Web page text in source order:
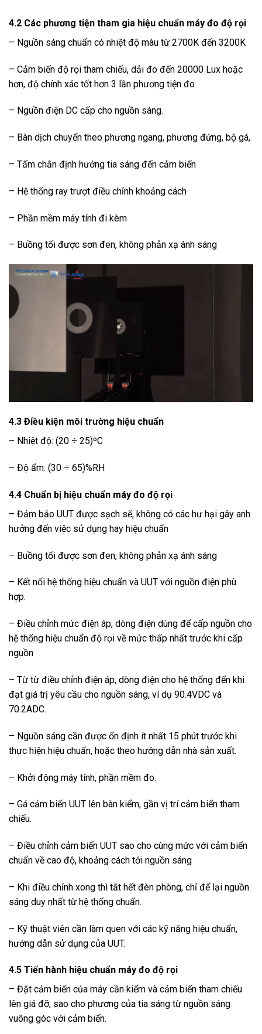
4.2 Các phương tiện tham gia hiệu chuẩn máy đo độ rọi
– Nguồn sáng chuẩn có nhiệt độ màu từ 2700K đến 3200K
– Cảm biến độ rọi tham chiếu, dải đo đến 20000 Lux hoặc
hơn, độ chính xác tốt hơn 3 lần phương tiện đo
– Nguồn điện DC cấp cho nguồn sáng.
– Bàn dịch chuyển theo phương ngang, phương đứng, bộ gá,
– Tấm chắn định hướng tia sáng đến cảm biến
– Hệ thống ray trượt điều chỉnh khoảng cách
– Phần mềm máy tính đi kèm
– Buồng tối được sơn đen, không phản xạ ánh sáng
4.3 Điều kiện môi trường hiệu chuẩn
– Nhiệt độ: (20 ÷ 25)ºC
– Độ ẩm: (30 ÷ 65)%RH
4.4 Chuẩn bị hiệu chuẩn máy đo độ rọi
– Đảm bảo UUT được sạch sẽ, không có các hư hại gây anh
hưởng đến việc sử dụng hay hiệu chuẩn
– Buồng tối được sơn đen, không phản xạ ánh sáng
– Kết nối hệ thống hiệu chuẩn và UUT với nguồn điện phù
hợp.
– Điều chỉnh mức điện áp, dòng điện dùng để cấp nguồn cho
hệ thống hiệu chuẩn độ rọi về mức thấp nhất trước khi cấp
nguồn
– Từ từ điều chỉnh điện áp, dòng điện cho hệ thống đến khi
đạt giá trị yêu cầu cho nguồn sáng, ví dụ 90.4VDC và
70.2ADC.
– Nguồn sáng cần được ổn định ít nhất 15 phút trước khi
thực hiện hiệu chuẩn, hoặc theo hướng dẫn nhà sản xuất.
– Khởi động máy tính, phần mềm đo.
– Gá cảm biến UUT lên bàn kiểm, gần vị trí cảm biến tham
chiếu.
– Điều chỉnh cảm biến UUT sao cho cùng mức với cảm biến
chuẩn về cao độ, khoảng cách tới nguồn sáng
– Khi điều chỉnh xong thì tắt hết đèn phòng, chỉ để lại nguồn
sáng duy nhất từ hệ thống chuẩn.
– Kỹ thuật viên cần làm quen với các kỹ năng hiệu chuẩn,
hướng dẫn sử dụng của UUT.
4.5 Tiến hành hiệu chuẩn máy đo độ rọi
– Đặt cảm biến của máy cần kiểm và cảm biến tham chiếu
lên giá đỡ, sao cho phương của tia sáng từ nguồn sáng
vuông góc với cảm biến.